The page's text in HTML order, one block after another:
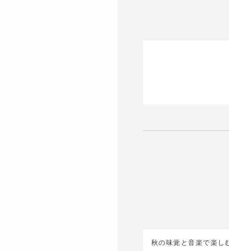
秋の味覚と音楽で楽し